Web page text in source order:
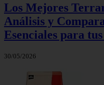
Los Mejores
Análisis y
Esenciales para
30/05/2026